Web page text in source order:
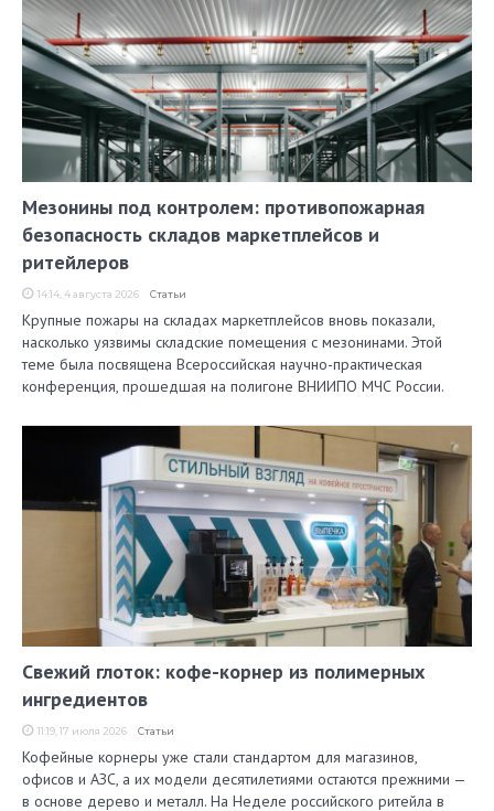
Мезонины под контролем: противопожарная
безопасность складов маркетплейсов и
ритейлеров
14:14, 4 августа 2026 Статьи
Крупные пожары на складах маркетплейсов вновь показали,
насколько уязвимы складские помещения с мезонинами. Этой
теме была посвящена Всероссийская научно-практическая
конференция, прошедшая на полигоне ВНИИПО МЧС России.
Свежий глоток: кофе-корнер из полимерных
ингредиентов
11:19, 17 июля 2026 Статьи
Кофейные корнеры уже стали стандартом для магазинов,
офисов и АЗС, а их модели десятилетиями остаются прежними —
в основе дерево и металл. На Неделе российского ритейла в